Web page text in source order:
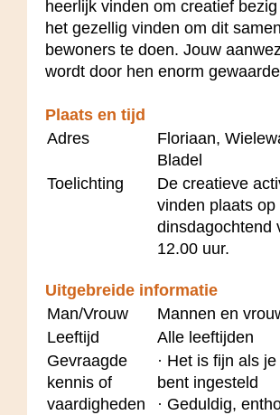
heerlijk vinden om creatief
het gezellig vinden om dit
bewoners te doen. Jouw
wordt door hen enorm
Plaats en tijd
Adres
Floriaan,
Bladel
Toelichting
De creatieve
vinden plaats op
dinsdagochtend
12.00 uur.
Uitgebreide informatie
Man/Vrouw
Mannen en
Leeftijd
Alle leeftijden
Gevraagde
kennis of
vaardigheden
· Het is fijn als
bent ingesteld
· Geduldig,